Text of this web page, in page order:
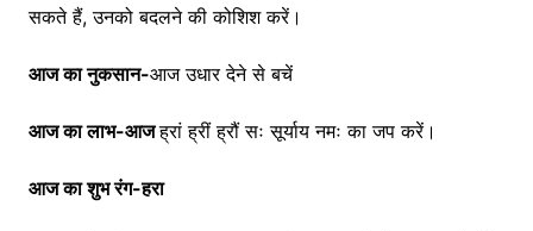
सकते हैं, उनको बदलने की कोशिश करें।
आज का नुकसान-आज उधार देने से बचें
आज का लाभ-आजह्रां ह्रीं ह्रौं सः सूर्याय नमः का जप करें।
आज का शुभ रंग-हरा